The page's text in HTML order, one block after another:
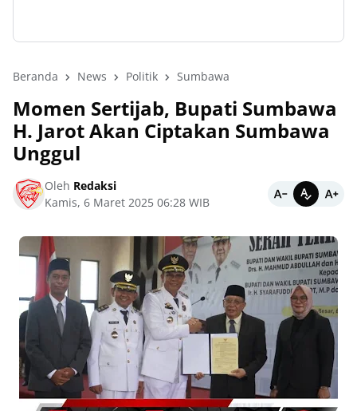
Beranda News Politik Sumbawa
Momen Sertijab, Bupati Sumbawa
H. Jarot Akan Ciptakan Sumbawa
Unggul
Oleh Redaksi
Kamis, 6 Maret 2025 06:28 WIB